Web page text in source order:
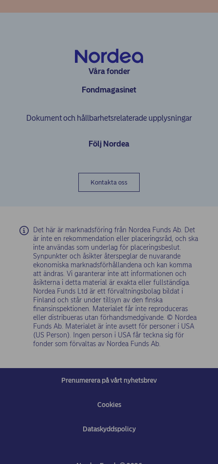
Våra fonder
Fondmagasinet
Dokument och hållbarhetsrelaterade upplysningar
Följ Nordea
Kontakta oss
Det här är marknadsföring från Nordea Funds Ab. Det
är inte en rekommendation eller placeringsråd, och ska
inte användas som underlag för placeringsbeslut.
Synpunkter och åsikter återspeglar de nuvarande
ekonomiska marknadsförhållandena och kan komma
att ändras. Vi garanterar inte att informationen och
åsikterna i detta material är exakta eller fullständiga.
Nordea Funds Ltd är ett förvaltningsbolag bildat i
Finland och står under tillsyn av den finska
finansinspektionen. Materialet får inte reproduceras
eller distribueras utan förhandsmedgivande. © Nordea
Funds Ab. Materialet är inte avsett för personer i USA
(US Person). Ingen person i USA får teckna sig för
fonder som förvaltas av Nordea Funds Ab.
Prenumerera på vårt nyhetsbrev
Cookies
Dataskyddspolicy